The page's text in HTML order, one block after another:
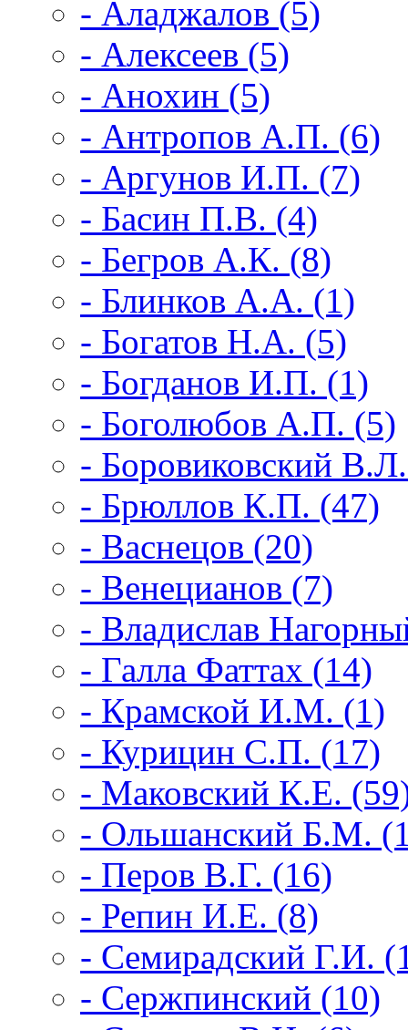
- Аладжалов (5)
- Алексеев (5)
- Анохин (5)
- Антропов А.П. (6)
- Аргунов И.П. (7)
- Басин П.В. (4)
- Бегров А.К. (8)
- Блинков А.А. (1)
- Богатов Н.А. (5)
- Богданов И.П. (1)
- Боголюбов А.П. (5)
- Боровиковский
- Брюллов К.П. (47)
- Васнецов (20)
- Венецианов (7)
- Владислав
- Галла Фаттах (14)
- Крамской И.М. (1)
- Курицин С.П. (17)
- Маковский К.Е.
- Ольшанский Б.М.
- Перов В.Г. (16)
- Репин И.Е. (8)
- Семирадский Г.И.
- Сержпинский (10)